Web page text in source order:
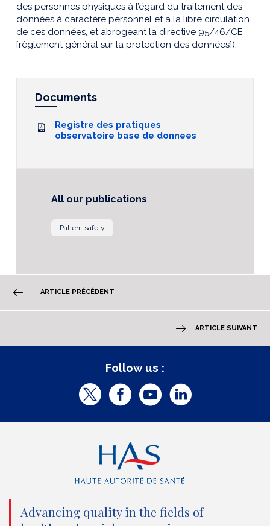
des personnes physiques à l’égard du traitement des
données à caractère personnel et à la libre circulation
de ces données, et abrogeant la directive 95/46/CE
[règlement général sur la protection des données]).
Documents
Registre des pratiques
observatoire base de donnees
All our publications
Patient safety
ARTICLE PRÉCÉDENT
ARTICLE SUIVANT
Follow us :
T
t
t
e
F
c
e
b
o
Y
u
b
L
d
Advancing quality in the fields of